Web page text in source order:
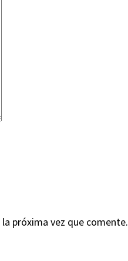
próxima vez que comente.